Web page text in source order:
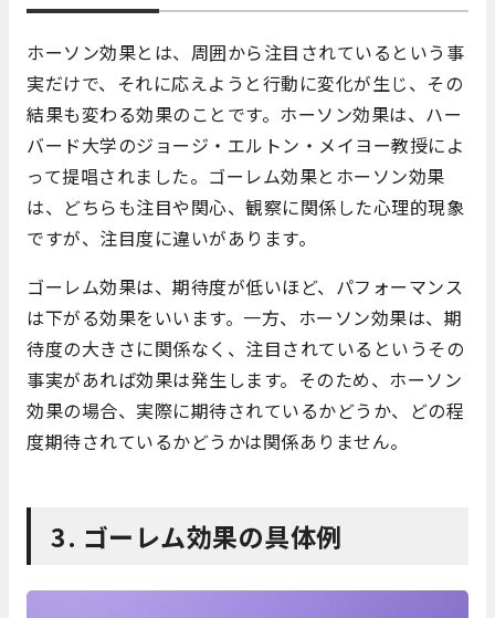
ホーソン効果とは、周囲から注目されているという事
実だけで、それに応えようと行動に変化が生じ、その
結果も変わる効果のことです。ホーソン効果は、ハー
バード大学のジョージ・エルトン・メイヨー教授によ
って提唱されました。ゴーレム効果とホーソン効果
は、どちらも注目や関心、観察に関係した心理的現象
ですが、注目度に違いがあります。
ゴーレム効果は、期待度が低いほど、パフォーマンス
は下がる効果をいいます。一方、ホーソン効果は、期
待度の大きさに関係なく、注目されているというその
事実があれば効果は発生します。そのため、ホーソン
効果の場合、実際に期待されているかどうか、どの程
度期待されているかどうかは関係ありません。
3. ゴーレム効果の具体例